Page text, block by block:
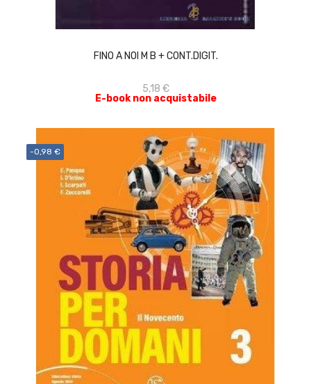
FINO A NOI M B + CONT.DIGIT.
5,18 €
E-book non acquistabile
-0,98 €